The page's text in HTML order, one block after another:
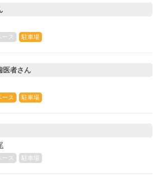
ース 駐車場
医者さん
ース 駐車場
ース 駐車場